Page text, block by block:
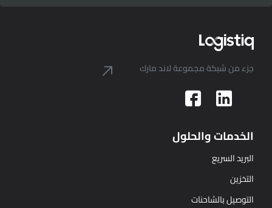
جزء من شبكة مجموعة لاند مارك
الخدمات والحلول
البريد السريع
التخزين
التوصيل بالشاحنات